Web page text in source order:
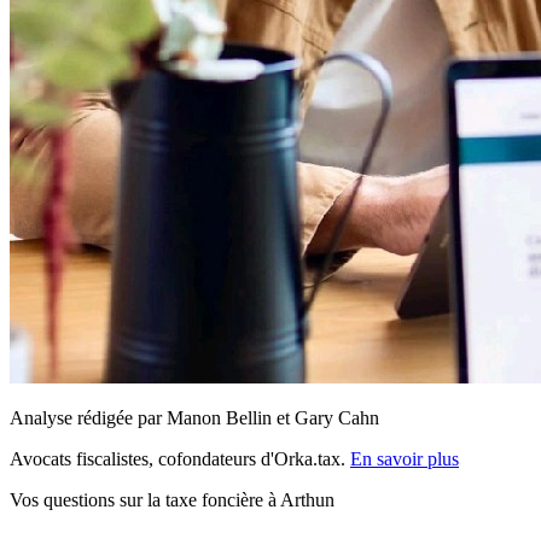
Analyse rédigée par Manon Bellin et Gary Cahn
Avocats fiscalistes, cofondateurs d'Orka.tax. En savoir plus
Vos questions sur la taxe foncière à Arthun